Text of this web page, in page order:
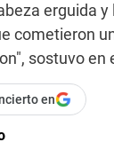
erguida y
cometieron
sostuvo en
en